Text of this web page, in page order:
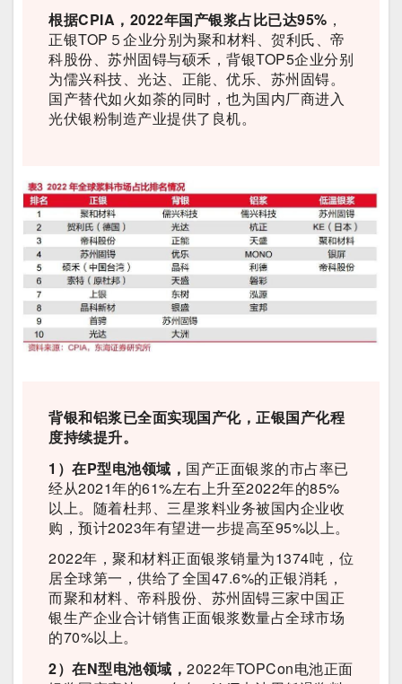
根据CPIA，2022年国产银浆占比已达95% ，
正银TOP５企业分别为聚和材料、贺利氏、帝
科股份、苏州固锝与硕禾，背银TOP5企业分别
为儒兴科技、光达、正能、优乐、苏州固锝。
国产替代如火如荼的同时，也为国内厂商进入
光伏银粉制造产业提供了良机。
背银和铝浆已全面实现国产化，正银国产化程
度持续提升。
1）在P型电池领域， 国产正面银浆的市占率已
经从2021年的61%左右上升至2022年的85%
以上。随着杜邦、三星浆料业务被国内企业收
购，预计2023年有望进一步提高至95%以上。
2022年，聚和材料正面银浆销量为1374吨，位
居全球第一，供给了全国47.6%的正银消耗，
而聚和材料、帝科股份、苏州固锝三家中国正
银生产企业合计销售正面银浆数量占全球市场
的70%以上。
2）在N型电池领域， 2022年TOPCon电池正面